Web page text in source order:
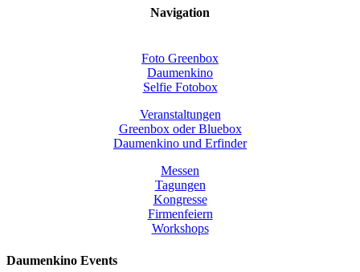
Navigation
Foto Greenbox
Daumenkino
Selfie Fotobox
Veranstaltungen
Greenbox oder Bluebox
Daumenkino und Erfinder
Messen
Tagungen
Kongresse
Firmenfeiern
Workshops
Daumenkino Events